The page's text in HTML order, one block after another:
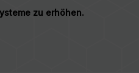
zu erhöhen.